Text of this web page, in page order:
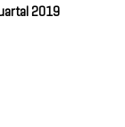
2019